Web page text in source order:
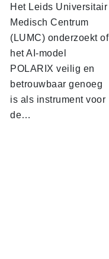
Het Leids Universitair
Medisch Centrum
(LUMC) onderzoekt of
het AI-model
POLARIX veilig en
betrouwbaar genoeg
is als instrument voor
de…